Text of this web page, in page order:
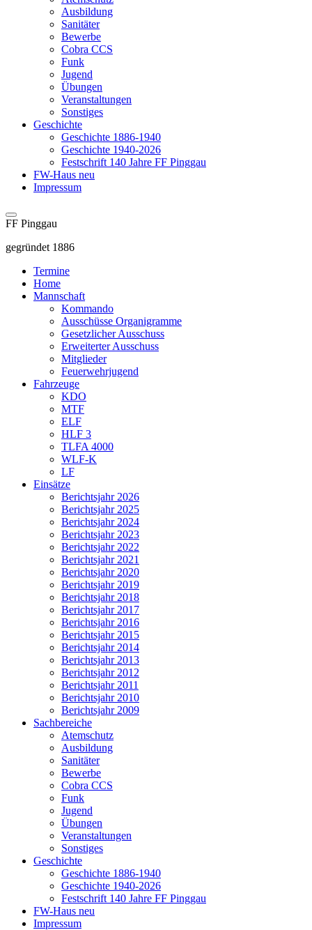
Ausbildung
Sanitäter
Bewerbe
Cobra CCS
Funk
Jugend
Übungen
Veranstaltungen
Sonstiges
Geschichte
Geschichte 1886-1940
Geschichte 1940-2026
Festschrift 140 Jahre FF Pinggau
FW-Haus neu
Impressum
FF Pinggau
gegründet 1886
Termine
Home
Mannschaft
Kommando
Ausschüsse Organigramme
Gesetzlicher Ausschuss
Erweiterter Ausschuss
Mitglieder
Feuerwehrjugend
Fahrzeuge
KDO
MTF
ELF
HLF 3
TLFA 4000
WLF-K
LF
Einsätze
Berichtsjahr 2026
Berichtsjahr 2025
Berichtsjahr 2024
Berichtsjahr 2023
Berichtsjahr 2022
Berichtsjahr 2021
Berichtsjahr 2020
Berichtsjahr 2019
Berichtsjahr 2018
Berichtsjahr 2017
Berichtsjahr 2016
Berichtsjahr 2015
Berichtsjahr 2014
Berichtsjahr 2013
Berichtsjahr 2012
Berichtsjahr 2011
Berichtsjahr 2010
Berichtsjahr 2009
Sachbereiche
Atemschutz
Ausbildung
Sanitäter
Bewerbe
Cobra CCS
Funk
Jugend
Übungen
Veranstaltungen
Sonstiges
Geschichte
Geschichte 1886-1940
Geschichte 1940-2026
Festschrift 140 Jahre FF Pinggau
FW-Haus neu
Impressum